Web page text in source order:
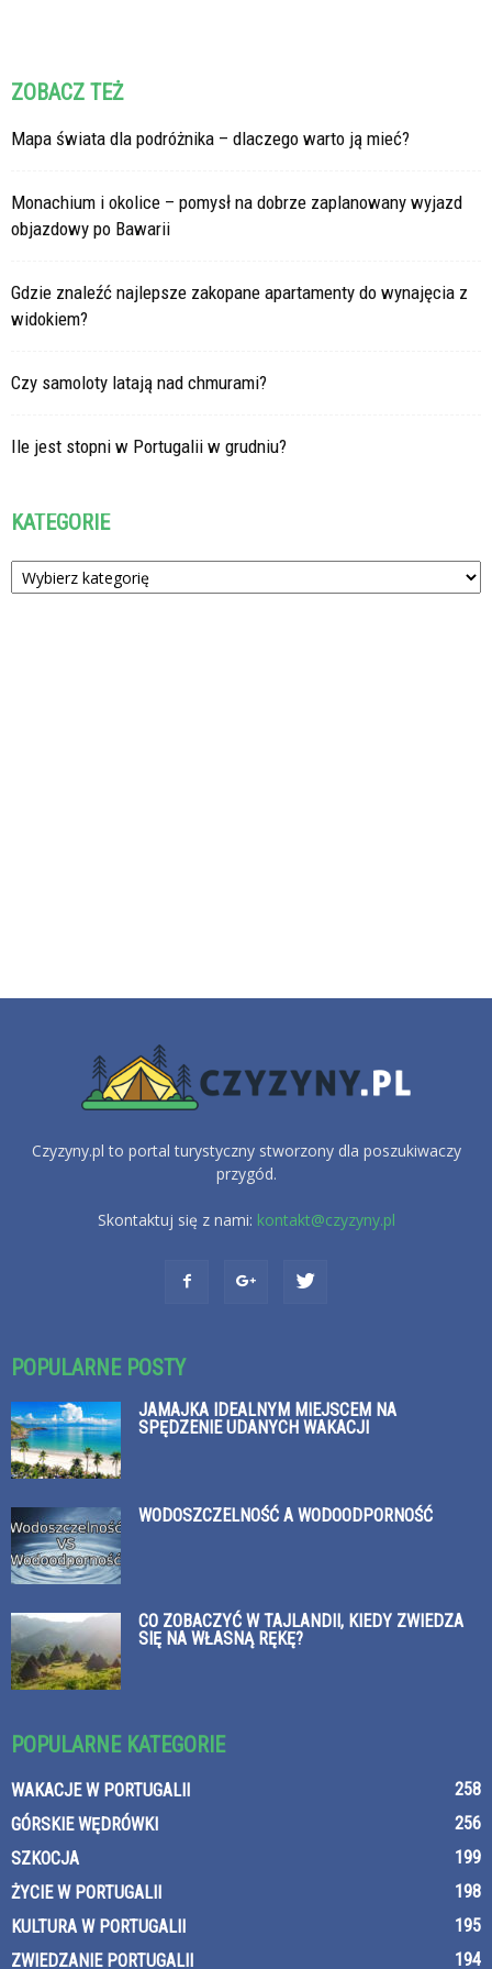
ZOBACZ TEŻ
Mapa świata dla podróżnika – dlaczego warto ją mieć?
Monachium i okolice – pomysł na dobrze zaplanowany wyjazd
objazdowy po Bawarii
Gdzie znaleźć najlepsze zakopane apartamenty do wynajęcia z
widokiem?
Czy samoloty latają nad chmurami?
Ile jest stopni w Portugalii w grudniu?
KATEGORIE
Kategorie
Czyzyny.pl to portal turystyczny stworzony dla poszukiwaczy
przygód.
Skontaktuj się z nami: kontakt@czyzyny.pl
POPULARNE POSTY
JAMAJKA IDEALNYM MIEJSCEM NA
SPĘDZENIE UDANYCH WAKACJI
WODOSZCZELNOŚĆ A WODOODPORNOŚĆ
CO ZOBACZYĆ W TAJLANDII, KIEDY ZWIEDZA
SIĘ NA WŁASNĄ RĘKĘ?
POPULARNE KATEGORIE
WAKACJE W PORTUGALII
258
GÓRSKIE WĘDRÓWKI
256
SZKOCJA
199
ŻYCIE W PORTUGALII
198
KULTURA W PORTUGALII
195
ZWIEDZANIE PORTUGALII
194